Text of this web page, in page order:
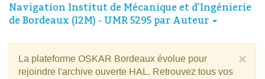
Navigation Institut de Mécanique et d’Ingénierie
de Bordeaux (I2M) - UMR 5295 par Auteur
×
La plateforme OSKAR Bordeaux évolue pour
rejoindre l'archive ouverte HAL. Retrouvez tous vos